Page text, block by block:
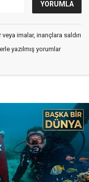
imalar, inançlara saldırı
yazılmış yorumlar